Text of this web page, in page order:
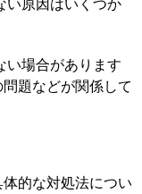
い原因はいくつか
い場合があります
題などが関係して
的な対処法につい